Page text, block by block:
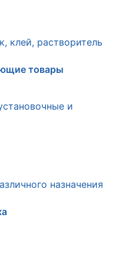
клей, растворитель
товары
и
назначения